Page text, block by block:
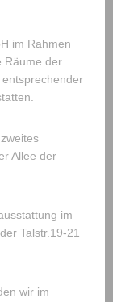
im Rahmen
Räume der
Allee der
im
Talstr.19-21
wir im